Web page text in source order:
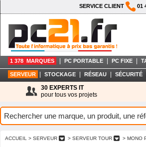
SERVICE CLIENT 01
1 378 MARQUES PC PORTABLE PC FIXE
SERVEUR STOCKAGE RÉSEAU SÉCURITÉ
30 EXPERTS IT
pour tous vos projets
ACCUEIL > SERVEUR > SERVEUR TOUR > MONO